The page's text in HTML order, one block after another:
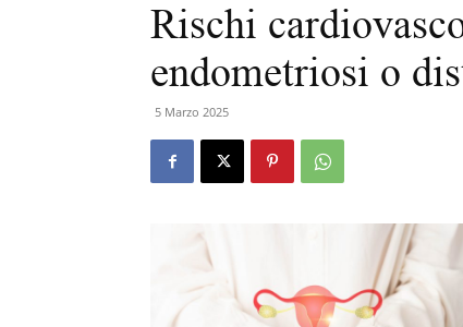
Rischi
endometriosi o
5 Marzo 2025